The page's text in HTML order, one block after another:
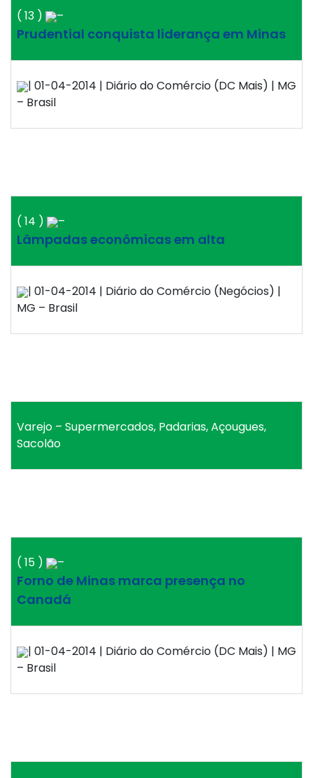
( 13 ) –
Prudential conquista liderança em Minas
| 01-04-2014 | Diário do Comércio (DC Mais) | MG
– Brasil
( 14 ) –
Lâmpadas econômicas em alta
| 01-04-2014 | Diário do Comércio (Negócios) |
MG – Brasil
Varejo – Supermercados, Padarias, Açougues,
Sacolão
( 15 ) –
Forno de Minas marca presença no
Canadá
| 01-04-2014 | Diário do Comércio (DC Mais) | MG
– Brasil